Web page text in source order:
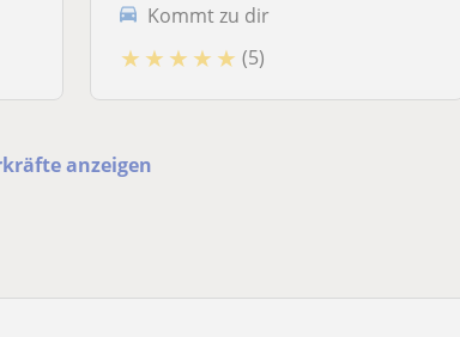
Kommt zu dir
★ ★ ★ ★ ★ (5)
anzeigen